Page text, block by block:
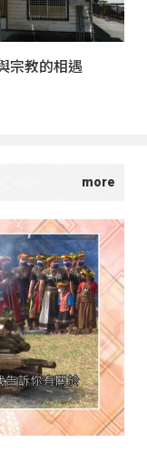
宗教的相遇